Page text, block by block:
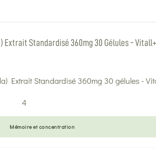
Extrait Standardisé 360mg 30 Gélules - Vitall+
4
Mémoire et concentration